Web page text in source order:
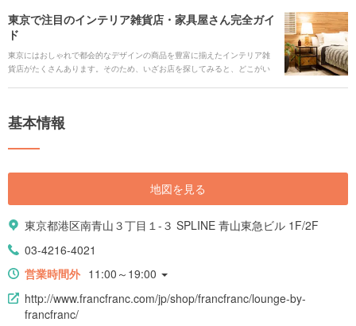
東京で注目のインテリア雑貨店・家具屋さん完全ガイ
ド
東京にはおしゃれで都会的なデザインの商品を豊富に揃えたインテリア雑
貨店がたくさんあります。そのため、いざお店を探してみると、どこがい
基本情報
地図を見る
東京都港区南青山３丁目１-３ SPLINE 青山東急ビル 1F/2F
03-4216-4021
営業時間外 11:00～19:00
http://www.francfranc.com/jp/shop/francfranc/lounge-by-
francfranc/